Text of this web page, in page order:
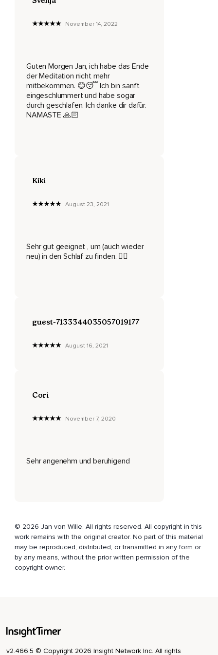
Das bewirkt zum einen,
und dein Leben.
Und zweitens entwickelst du Gefühle der Verbundenheit mit
anderen.
Und genau das löst in dir Hormone aus,
Also durch die Nase tief einatmen und durch den Mund ganz
ganz ausatmen.
Kribbeln oder Pulsieren,
Egal was jetzt gerade da ist,
Wie du jetzt hier liegst.
Was wünsche ich ihr?
Seine Ausdehnung,
Sein Gewicht,
Das du mit jedem weiteren Atemzug immer mehr an die
Unterlage abgibst.
Lass die Aufmerksamkeit dort ruhen oder dahin fließen,
Wo es sie gerade hinzieht.
November 14, 2022
Guten Morgen Jan, ich habe das Ende
der Meditation nicht mehr
mitbekommen. 😊😴 Ich bin sanft
eingeschlummert und habe sogar
durch geschlafen. Ich danke dir dafür.
NAMASTE 🙏🏻
Kiki
August 23, 2021
Sehr gut geeignet , um (auch wieder
neu) in den Schlaf zu finden. 👍🏻
guest-7133344035057019177
August 16, 2021
Cori
November 7, 2020
Sehr angenehm und beruhigend
© 2026 Jan von Wille. All rights reserved. All copyright in this
work remains with the original creator. No part of this material
may be reproduced, distributed, or transmitted in any form or
by any means, without the prior written permission of the
copyright owner.
v2.466.5 © Copyright 2026 Insight Network Inc. All rights